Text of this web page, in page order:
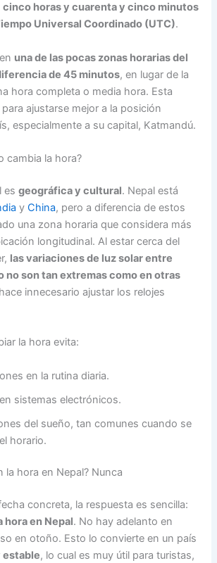
cinco horas y cuarenta y cinco minutos
Universal Coordinado (UTC).
una de las pocas zonas horarias del
de 45 minutos, en lugar de la
hora completa o media hora. Esta
ajustarse mejor a la posición
especialmente a su capital, Katmandú.
cambia la hora?
esgeográfica y cultural. Nepal está
yChina, pero a diferencia de estos
una zona horaria que considera más
longitudinal. Al estar cerca del
las variaciones de luz solar entre
no son tan extremas como en otras
innecesario ajustar los relojes
la hora evita:
en la rutina diaria.
sistemas electrónicos.
del sueño, tan comunes cuando se
horario.
la hora en Nepal? Nunca
concreta, la respuesta es sencilla:
hora en Nepal. No hay adelanto en
en otoño. Esto lo convierte en un país
estable, lo cual es muy útil para turistas,